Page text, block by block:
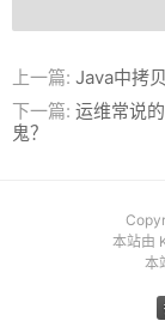
上一篇: Java中拷
下一篇: 运维常说
鬼？
本站由
本